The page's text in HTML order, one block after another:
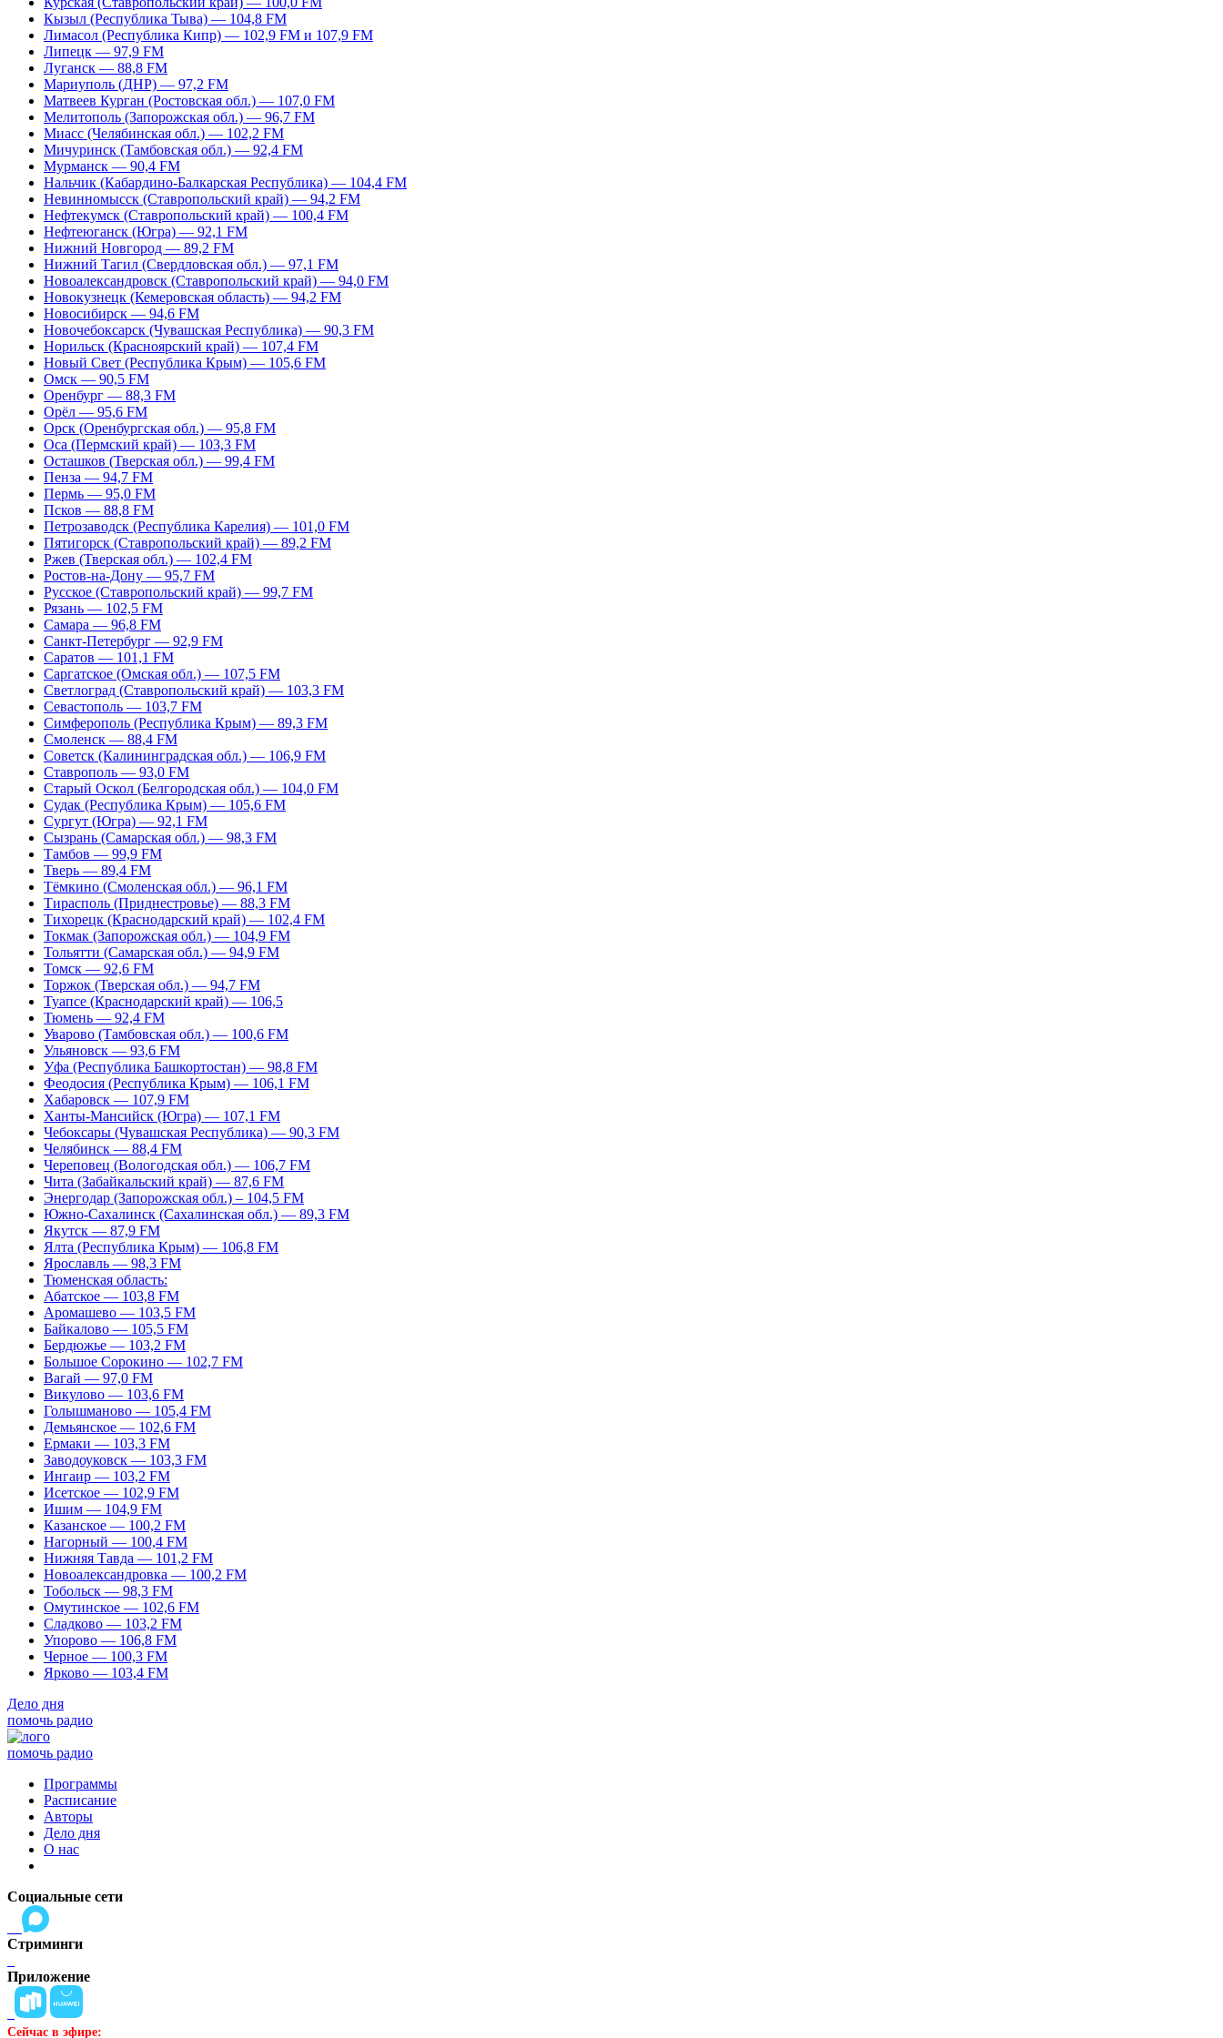
Кызыл (Республика Тыва) — 104,8 FM
Лимасол (Республика Кипр) — 102,9 FM и 107,9 FM
Липецк — 97,9 FM
Луганск — 88,8 FM
Мариуполь (ДНР) — 97,2 FM
Матвеев Курган (Ростовская обл.) — 107,0 FM
Мелитополь (Запорожская обл.) — 96,7 FM
Миасс (Челябинская обл.) — 102,2 FM
Мичуринск (Тамбовская обл.) — 92,4 FM
Мурманск — 90,4 FM
Нальчик (Кабардино-Балкарская Республика) — 104,4 FM
Невинномысск (Ставропольский край) — 94,2 FM
Нефтекумск (Ставропольский край) — 100,4 FM
Нефтеюганск (Югра) — 92,1 FM
Нижний Новгород — 89,2 FM
Нижний Тагил (Свердловская обл.) — 97,1 FM
Новоалександровск (Ставропольский край) — 94,0 FM
Новокузнецк (Кемеровская область) — 94,2 FM
Новосибирск — 94,6 FM
Новочебоксарск (Чувашская Республика) — 90,3 FM
Норильск (Красноярский край) — 107,4 FM
Новый Свет (Республика Крым) — 105,6 FM
Омск — 90,5 FM
Оренбург — 88,3 FM
Орёл — 95,6 FM
Орск (Оренбургская обл.) — 95,8 FM
Оса (Пермский край) — 103,3 FM
Осташков (Тверская обл.) — 99,4 FM
Пенза — 94,7 FM
Пермь — 95,0 FM
Псков — 88,8 FM
Петрозаводск (Республика Карелия) — 101,0 FM
Пятигорск (Ставропольский край) — 89,2 FM
Ржев (Тверская обл.) — 102,4 FM
Ростов-на-Дону — 95,7 FM
Русское (Ставропольский край) — 99,7 FM
Рязань — 102,5 FM
Самара — 96,8 FM
Санкт-Петербург — 92,9 FM
Саратов — 101,1 FM
Саргатское (Омская обл.) — 107,5 FM
Светлоград (Ставропольский край) — 103,3 FM
Севастополь — 103,7 FM
Симферополь (Республика Крым) — 89,3 FM
Смоленск — 88,4 FM
Советск (Калининградская обл.) — 106,9 FM
Ставрополь — 93,0 FM
Старый Оскол (Белгородская обл.) — 104,0 FM
Судак (Республика Крым) — 105,6 FM
Сургут (Югра) — 92,1 FM
Сызрань (Самарская обл.) — 98,3 FM
Тамбов — 99,9 FM
Тверь — 89,4 FM
Тёмкино (Смоленская обл.) — 96,1 FM
Тирасполь (Приднестровье) — 88,3 FM
Тихорецк (Краснодарский край) — 102,4 FM
Токмак (Запорожская обл.) — 104,9 FM
Тольятти (Самарская обл.) — 94,9 FM
Томск — 92,6 FM
Торжок (Тверская обл.) — 94,7 FM
Туапсе (Краснодарский край) — 106,5
Тюмень — 92,4 FM
Уварово (Тамбовская обл.) — 100,6 FM
Ульяновск — 93,6 FM
Уфа (Республика Башкортостан) — 98,8 FM
Феодосия (Республика Крым) — 106,1 FM
Хабаровск — 107,9 FM
Ханты-Мансийск (Югра) — 107,1 FM
Чебоксары (Чувашская Республика) — 90,3 FM
Челябинск — 88,4 FM
Череповец (Вологодская обл.) — 106,7 FM
Чита (Забайкальский край) — 87,6 FM
Энергодар (Запорожская обл.) – 104,5 FM
Южно-Сахалинск (Сахалинская обл.) — 89,3 FM
Якутск — 87,9 FM
Ялта (Республика Крым) — 106,8 FM
Ярославль — 98,3 FM
Тюменская область:
Абатское — 103,8 FM
Аромашево — 103,5 FM
Байкалово — 105,5 FM
Бердюжье — 103,2 FM
Большое Сорокино — 102,7 FM
Вагай — 97,0 FM
Викулово — 103,6 FM
Голышманово — 105,4 FM
Демьянское — 102,6 FM
Ермаки — 103,3 FM
Заводоуковск — 103,3 FM
Ингаир — 103,2 FM
Исетское — 102,9 FM
Ишим — 104,9 FM
Казанское — 100,2 FM
Нагорный — 100,4 FM
Нижняя Тавда — 101,2 FM
Новоалександровка — 100,2 FM
Тобольск — 98,3 FM
Омутинское — 102,6 FM
Сладково — 103,2 FM
Упорово — 106,8 FM
Черное — 100,3 FM
Ярково — 103,4 FM
Дело дня
помочь радио
помочь радио
Программы
Расписание
Авторы
Дело дня
О нас
Социальные сети
Стриминги
Приложение
Сейчас в эфире: